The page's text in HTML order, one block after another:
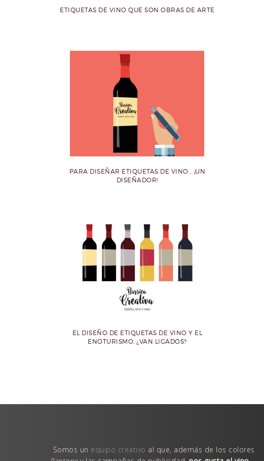
ETIQUETAS DE VINO QUE SON OBRAS DE ARTE
PARA DISEÑAR ETIQUETAS DE VINO… ¡UN
DISEÑADOR!
EL DISEÑO DE ETIQUETAS DE VINO Y EL
ENOTURISMO, ¿VAN LIGADOS?
Somos un equipo creativo al que, además de los colores